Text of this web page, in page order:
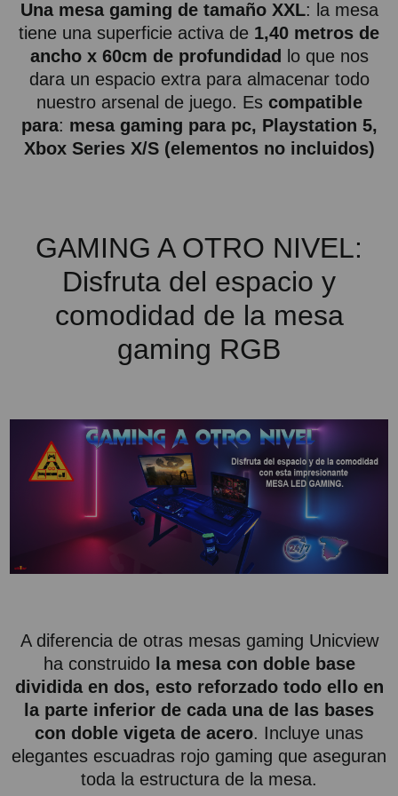
Una mesa gaming de tamaño XXL: la mesa
tiene una superficie activa de 1,40 metros de
ancho x 60cm de profundidad
lo que nos
dara un espacio extra para almacenar todo
nuestro arsenal de juego. Es compatible
para: mesa gaming para pc, Playstation 5,
Xbox Series X/S (elementos no incluidos)
GAMING A OTRO NIVEL:
Disfruta del espacio y
comodidad de la mesa
gaming RGB
A diferencia de otras mesas gaming Unicview
ha construido la mesa con doble base
dividida en dos, esto reforzado todo ello en
la parte inferior de cada una de las bases
con doble vigeta de acero. Incluye unas
elegantes escuadras rojo gaming que aseguran
toda la estructura de la mesa.